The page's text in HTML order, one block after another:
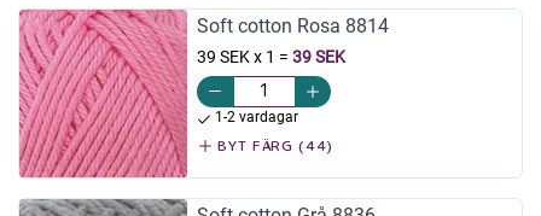
Soft cotton Rosa 8814
39 SEK x 1 = 39 SEK
1-2 vardagar
BYT FÄRG (44)